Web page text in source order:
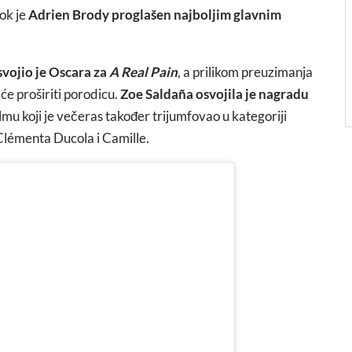
jeAdrien Brody proglašen najboljim glavnim
je Oscara za A Real Pain, a prilikom preuzimanja
proširiti porodicu.Zoe Saldaña osvojila je nagradu
koji je večeras također trijumfovao u kategoriji
Ducola i Camille.